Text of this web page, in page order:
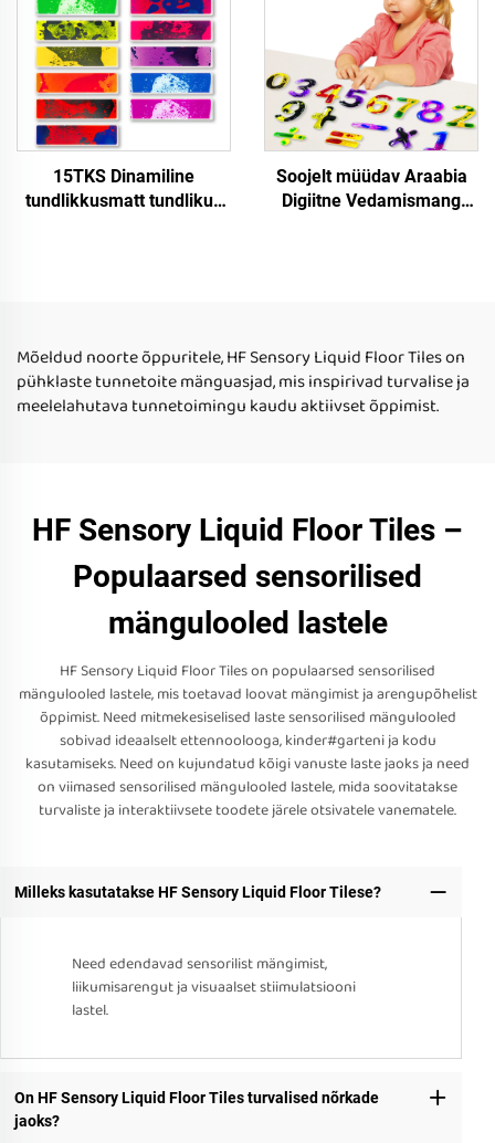
Lastega
15TKS Dinamiline
tundlikkusmatt tundlikud
Soojelt müüdav Araabia
Digiitne Vedamismang
Mõeldud noorte õppuritele, HF Sensory Liquid Floor Tiles on
pühklaste tunnetoite mänguasjad, mis inspirivad turvalise ja
meelelahutava tunnetoimingu kaudu aktiivset õppimist.
HF Sensory Liquid Floor Tiles –
Populaarsed sensorilised
mängulooled lastele
HF Sensory Liquid Floor Tiles on populaarsed sensorilised
mängulooled lastele, mis toetavad loovat mängimist ja arengupõhelist
õppimist. Need mitmekesiselised laste sensorilised mängulooled
sobivad ideaalselt ettennoolooga, kinder#garteni ja kodu
kasutamiseks. Need on kujundatud kõigi vanuste laste jaoks ja need
on viimased sensorilised mängulooled lastele, mida soovitatakse
turvaliste ja interaktiivsete toodete järele otsivatele vanematele.
Milleks kasutatakse HF Sensory Liquid Floor Tilese?
Need edendavad sensorilist mängimist,
liikumisarengut ja visuaalset stiimulatsiooni
lastel.
On HF Sensory Liquid Floor Tiles turvalised nõrkade
jaoks?